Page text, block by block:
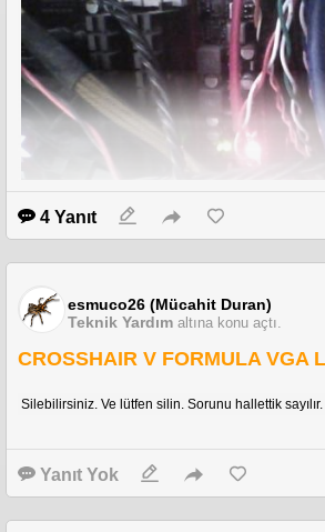
4 Yanıt
esmuco26 (Mücahit Duran)
Teknik Yardım altına konu açtı.
CROSSHAIR V FORMULA VGA
Silebilirsiniz. Ve lütfen silin. Sorunu hallettik sayılır.
Yanıt Yok